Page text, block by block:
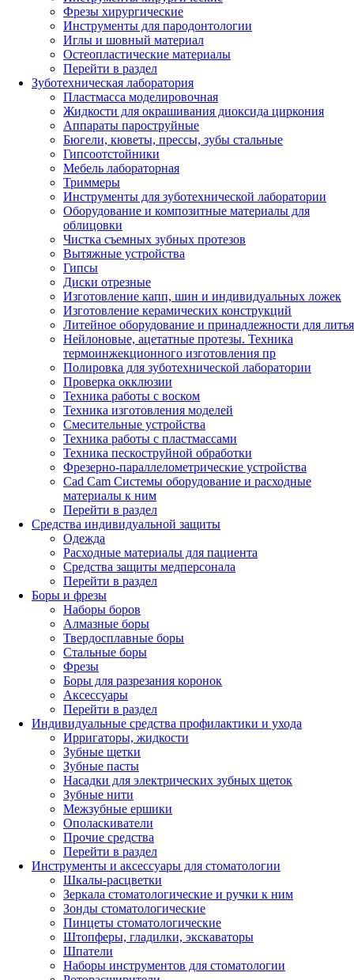
Фрезы хирургические
Инструменты для пародонтологии
Иглы и шовный материал
Остеопластические материалы
Перейти в раздел
Зуботехническая лаборатория
Пластмасса моделировочная
Жидкости для окрашивания диоксида циркония
Аппараты пароструйные
Бюгели, кюветы, прессы, зубы стальные
Гипсоотстойники
Мебель лабораторная
Триммеры
Инструменты для зуботехнической лаборатории
Оборудование и композитные материалы для
облицовки
Чистка съемных зубных протезов
Вытяжные устройства
Гипсы
Диски отрезные
Изготовление капп, шин и индивидуальных ложек
Изготовление керамических конструкций
Литейное оборудование и принадлежности для литья
Нейлоновые, ацетатные протезы. Техника
термоинжекционного изготовления пр
Полировка для зуботехнической лаборатории
Проверка окклюзии
Техника работы с воском
Техника изготовления моделей
Смесительные устройства
Техника работы с пластмассами
Техника пескоструйной обработки
Фрезерно-параллелометрические устройства
Cad Cam Системы оборудование и расходные
материалы к ним
Перейти в раздел
Средства индивидуальной защиты
Одежда
Расходные материалы для пациента
Средства защиты медперсонала
Перейти в раздел
Боры и фрезы
Наборы боров
Алмазные боры
Твердосплавные боры
Стальные боры
Фрезы
Боры для разрезания коронок
Аксессуары
Перейти в раздел
Индивидуальные средства профилактики и ухода
Ирригаторы, жидкости
Зубные щетки
Зубные пасты
Насадки для электрических зубных щеток
Зубные нити
Межзубные ершики
Ополаскиватели
Прочие средства
Перейти в раздел
Инструменты и аксессуары для стоматологии
Шкалы-расцветки
Зеркала стоматологические и ручки к ним
Зонды стоматологические
Пинцеты стоматологические
Штопферы, гладилки, экскаваторы
Шпатели
Наборы инструментов для стоматологии